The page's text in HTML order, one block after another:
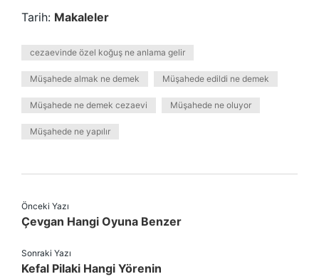
Tarih: Makaleler
cezaevinde özel koğuş ne anlama gelir
Müşahede almak ne demek Müşahede edildi ne demek
Müşahede ne demek cezaevi Müşahede ne oluyor
Müşahede ne yapılır
Önceki Yazı
Çevgan Hangi Oyuna Benzer
Sonraki Yazı
Kefal Pilaki Hangi Yörenin